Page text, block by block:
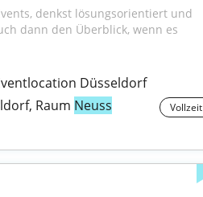
denkst lösungsorientiert und
dann den Überblick, wenn es
Düsseldorf
Raum Neuss Vollzeit